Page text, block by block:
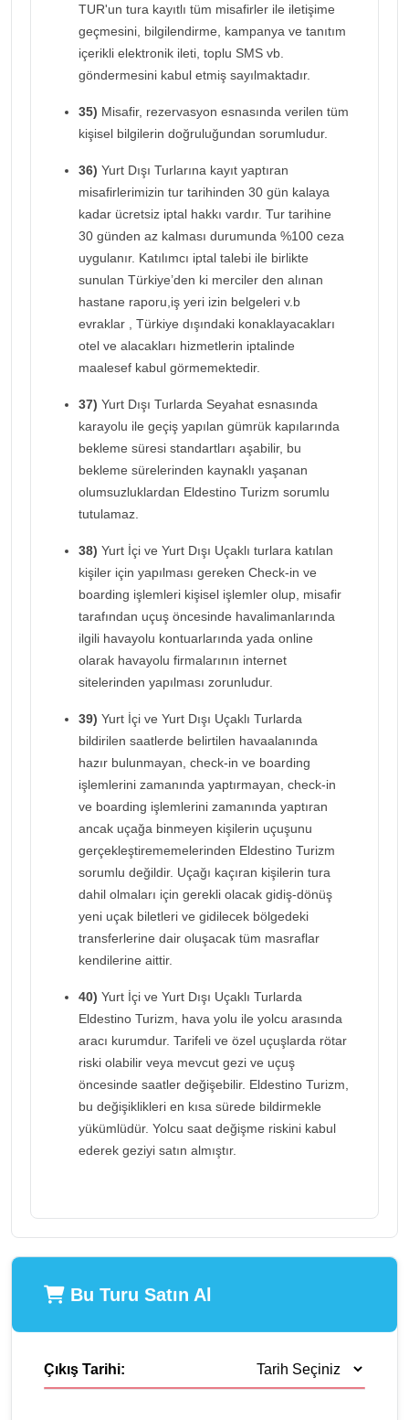
TUR'un tura kayıtlı tüm misafirler ile iletişime
geçmesini, bilgilendirme, kampanya ve tanıtım
içerikli elektronik ileti, toplu SMS vb.
göndermesini kabul etmiş sayılmaktadır.
35) Misafir, rezervasyon esnasında verilen tüm
kişisel bilgilerin doğruluğundan sorumludur.
36) Yurt Dışı Turlarına kayıt yaptıran
misafirlerimizin tur tarihinden 30 gün kalaya
kadar ücretsiz iptal hakkı vardır. Tur tarihine
30 günden az kalması durumunda %100 ceza
uygulanır. Katılımcı iptal talebi ile birlikte
sunulan Türkiye’den ki merciler den alınan
hastane raporu,iş yeri izin belgeleri v.b
evraklar , Türkiye dışındaki konaklayacakları
otel ve alacakları hizmetlerin iptalinde
maalesef kabul görmemektedir.
37) Yurt Dışı Turlarda Seyahat esnasında
karayolu ile geçiş yapılan gümrük kapılarında
bekleme süresi standartları aşabilir, bu
bekleme sürelerinden kaynaklı yaşanan
olumsuzluklardan Eldestino Turizm sorumlu
tutulamaz.
38) Yurt İçi ve Yurt Dışı Uçaklı turlara katılan
kişiler için yapılması gereken Check-in ve
boarding işlemleri kişisel işlemler olup, misafir
tarafından uçuş öncesinde havalimanlarında
ilgili havayolu kontuarlarında yada online
olarak havayolu firmalarının internet
sitelerinden yapılması zorunludur.
39) Yurt İçi ve Yurt Dışı Uçaklı Turlarda
bildirilen saatlerde belirtilen havaalanında
hazır bulunmayan, check-in ve boarding
işlemlerini zamanında yaptırmayan, check-in
ve boarding işlemlerini zamanında yaptıran
ancak uçağa binmeyen kişilerin uçuşunu
gerçekleştirememelerinden Eldestino Turizm
sorumlu değildir. Uçağı kaçıran kişilerin tura
dahil olmaları için gerekli olacak gidiş-dönüş
yeni uçak biletleri ve gidilecek bölgedeki
transferlerine dair oluşacak tüm masraflar
kendilerine aittir.
40) Yurt İçi ve Yurt Dışı Uçaklı Turlarda
Eldestino Turizm, hava yolu ile yolcu arasında
aracı kurumdur. Tarifeli ve özel uçuşlarda rötar
riski olabilir veya mevcut gezi ve uçuş
öncesinde saatler değişebilir. Eldestino Turizm,
bu değişiklikleri en kısa sürede bildirmekle
yükümlüdür. Yolcu saat değişme riskini kabul
ederek geziyi satın almıştır.
Bu Turu Satın Al
Çıkış Tarihi: